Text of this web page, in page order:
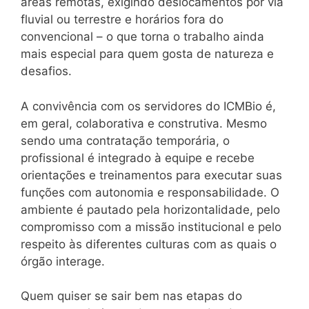
fluvial ou terrestre e horários fora do
convencional – o que torna o trabalho ainda
mais especial para quem gosta de natureza e
desafios.
A convivência com os servidores do ICMBio é,
em geral, colaborativa e construtiva. Mesmo
sendo uma contratação temporária, o
profissional é integrado à equipe e recebe
orientações e treinamentos para executar suas
funções com autonomia e responsabilidade. O
ambiente é pautado pela horizontalidade, pelo
compromisso com a missão institucional e pelo
respeito às diferentes culturas com as quais o
órgão interage.
Quem quiser se sair bem nas etapas do